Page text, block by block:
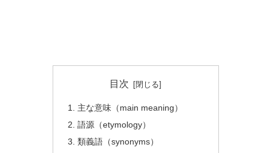
目次
主な意味（main meaning）
語源（etymology）
類義語（synonyms）